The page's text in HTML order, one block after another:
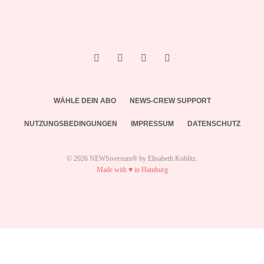
WÄHLE DEIN ABO NEWS-CREW SUPPORT
NUTZUNGSBEDINGUNGEN IMPRESSUM DATENSCHUTZ
© 2026 NEWSiversum® by Elisabeth Koblitz.
Made with ♥ in Hamburg